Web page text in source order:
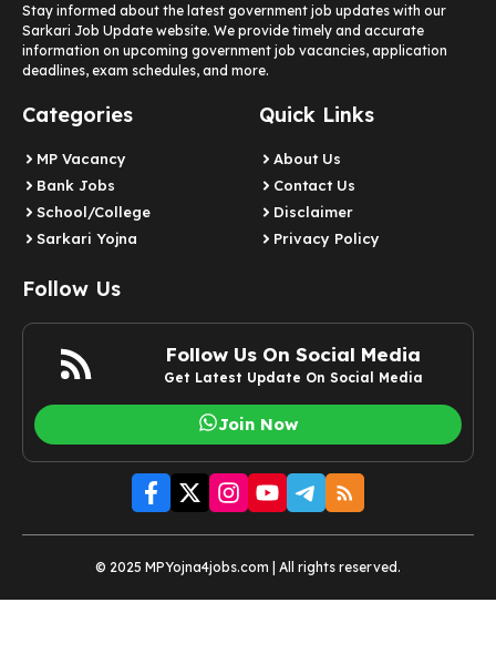
Stay informed about the latest government job updates with our
Sarkari Job Update website. We provide timely and accurate
information on upcoming government job vacancies, application
deadlines, exam schedules, and more.
Categories
MP Vacancy
Bank Jobs
School/College
Sarkari Yojna
Quick Links
About Us
Contact Us
Disclaimer
Privacy Policy
Follow Us
Follow Us On Social Media
Get Latest Update On Social Media
Join Now
© 2025 MPYojna4jobs.com | All rights reserved.